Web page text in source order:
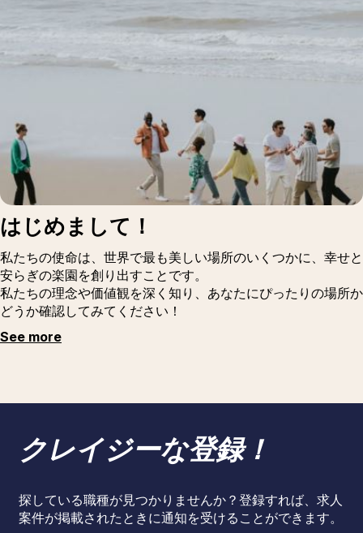
はじめまして！
私たちの使命は、世界で最も美しい場所のいくつかに、幸せと
安らぎの楽園を創り出すことです。
私たちの理念や価値観を深く知り、あなたにぴったりの場所か
どうか確認してみてください！
See more
クレイジーな登録！
探している職種が見つかりませんか？登録すれば、求人
案件が掲載されたときに通知を受けることができます。